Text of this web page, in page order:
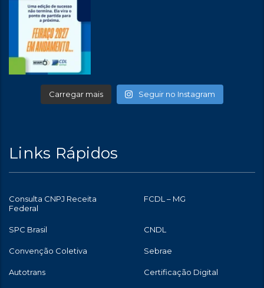
Carregar mais Seguir no Instagram
Links Rápidos
Consulta CNPJ Receita
Federal
FCDL – MG
SPC Brasil CNDL
Convenção Coletiva Sebrae
Autotrans Certificação Digital